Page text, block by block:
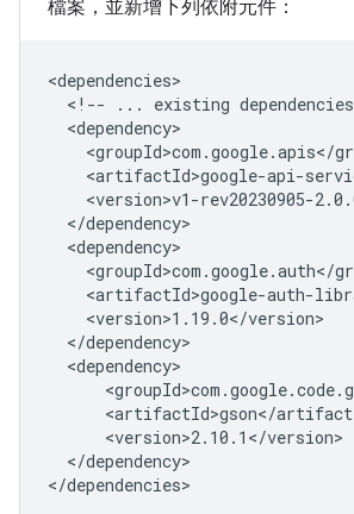
檔案，並新增下列依附元件：
<!--
... existing dependencies
</dependency>